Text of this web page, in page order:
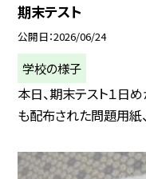
期末テスト
公開日 2026/06/24
学校の様子
本日、期末テスト１日
も配布された問題用紙